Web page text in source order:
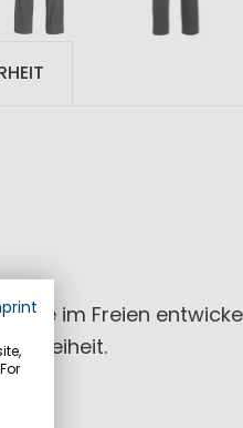
im Freien